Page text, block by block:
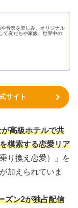
音楽を楽しみ、オリジナル
て友だちや家族、世界中の
サイト
高級ホテルで共
模索する恋愛リア
り換え恋愛）」を
加えられていま
ズン2が独占配信